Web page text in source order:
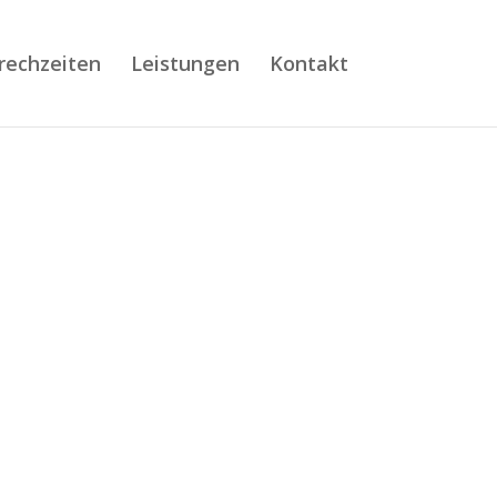
Leistungen Kontakt